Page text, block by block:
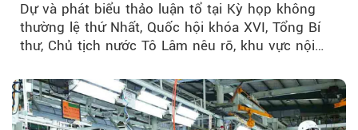
Dự và phát biểu thảo luận tổ tại Kỳ họp không
thường lệ thứ Nhất, Quốc hội khóa XVI, Tổng Bí
thư, Chủ tịch nước Tô Lâm nêu rõ, khu vực nội